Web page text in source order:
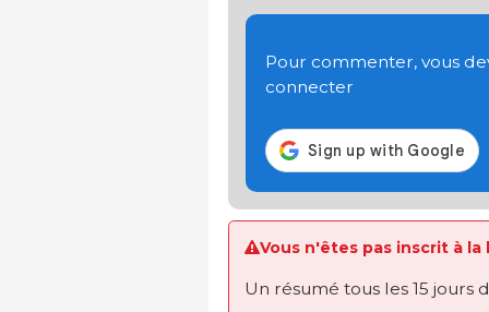
Pour commenter, vous
connecter
Vous n'êtes pas inscrit à
Un résumé tous les 15 jours